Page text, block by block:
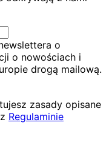
o
o nowościach i
drogą mailową.
zasady opisane
Regulaminie